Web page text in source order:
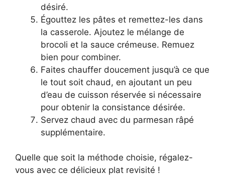
désiré.
Égouttez les pâtes et remettez-les dans
la casserole. Ajoutez le mélange de
brocoli et la sauce crémeuse. Remuez
bien pour combiner.
Faites chauffer doucement jusqu’à ce que
le tout soit chaud, en ajoutant un peu
d’eau de cuisson réservée si nécessaire
pour obtenir la consistance désirée.
Servez chaud avec du parmesan râpé
supplémentaire.
Quelle que soit la méthode choisie, régalez-
vous avec ce délicieux plat revisité !